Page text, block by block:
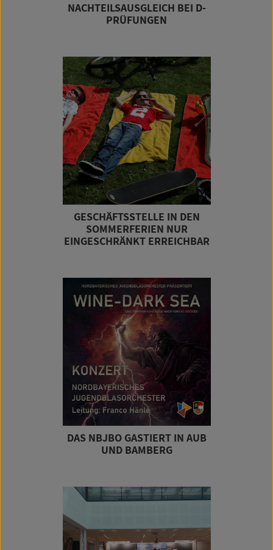
NACHTEILSAUSGLEICH BEI D-
PRÜFUNGEN
GESCHÄFTSSTELLE IN DEN
SOMMERFERIEN NUR
EINGESCHRÄNKT ERREICHBAR
DAS NBJBO GASTIERT IN AUB
UND BAMBERG